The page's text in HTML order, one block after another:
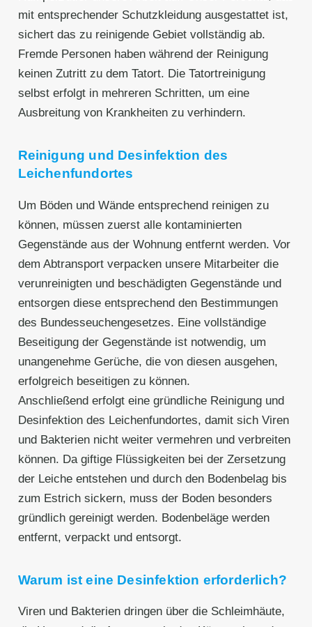
mit entsprechender Schutzkleidung ausgestattet ist,
sichert das zu reinigende Gebiet vollständig ab.
Fremde Personen haben während der Reinigung
keinen Zutritt zu dem Tatort. Die Tatortreinigung
selbst erfolgt in mehreren Schritten, um eine
Ausbreitung von Krankheiten zu verhindern.
Reinigung und Desinfektion des
Leichenfundortes
Um Böden und Wände entsprechend reinigen zu
können, müssen zuerst alle kontaminierten
Gegenstände aus der Wohnung entfernt werden. Vor
dem Abtransport verpacken unsere Mitarbeiter die
verunreinigten und beschädigten Gegenstände und
entsorgen diese entsprechend den Bestimmungen
des Bundesseuchengesetzes. Eine vollständige
Beseitigung der Gegenstände ist notwendig, um
unangenehme Gerüche, die von diesen ausgehen,
erfolgreich beseitigen zu können.
Anschließend erfolgt eine gründliche Reinigung und
Desinfektion des Leichenfundortes, damit sich Viren
und Bakterien nicht weiter vermehren und verbreiten
können. Da giftige Flüssigkeiten bei der Zersetzung
der Leiche entstehen und durch den Bodenbelag bis
zum Estrich sickern, muss der Boden besonders
gründlich gereinigt werden. Bodenbeläge werden
entfernt, verpackt und entsorgt.
Warum ist eine Desinfektion erforderlich?
Viren und Bakterien dringen über die Schleimhäute,